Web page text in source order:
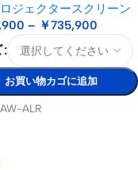
ジェクタースクリーン
– ￥735,900
お買い物カゴに追加
AW-ALR